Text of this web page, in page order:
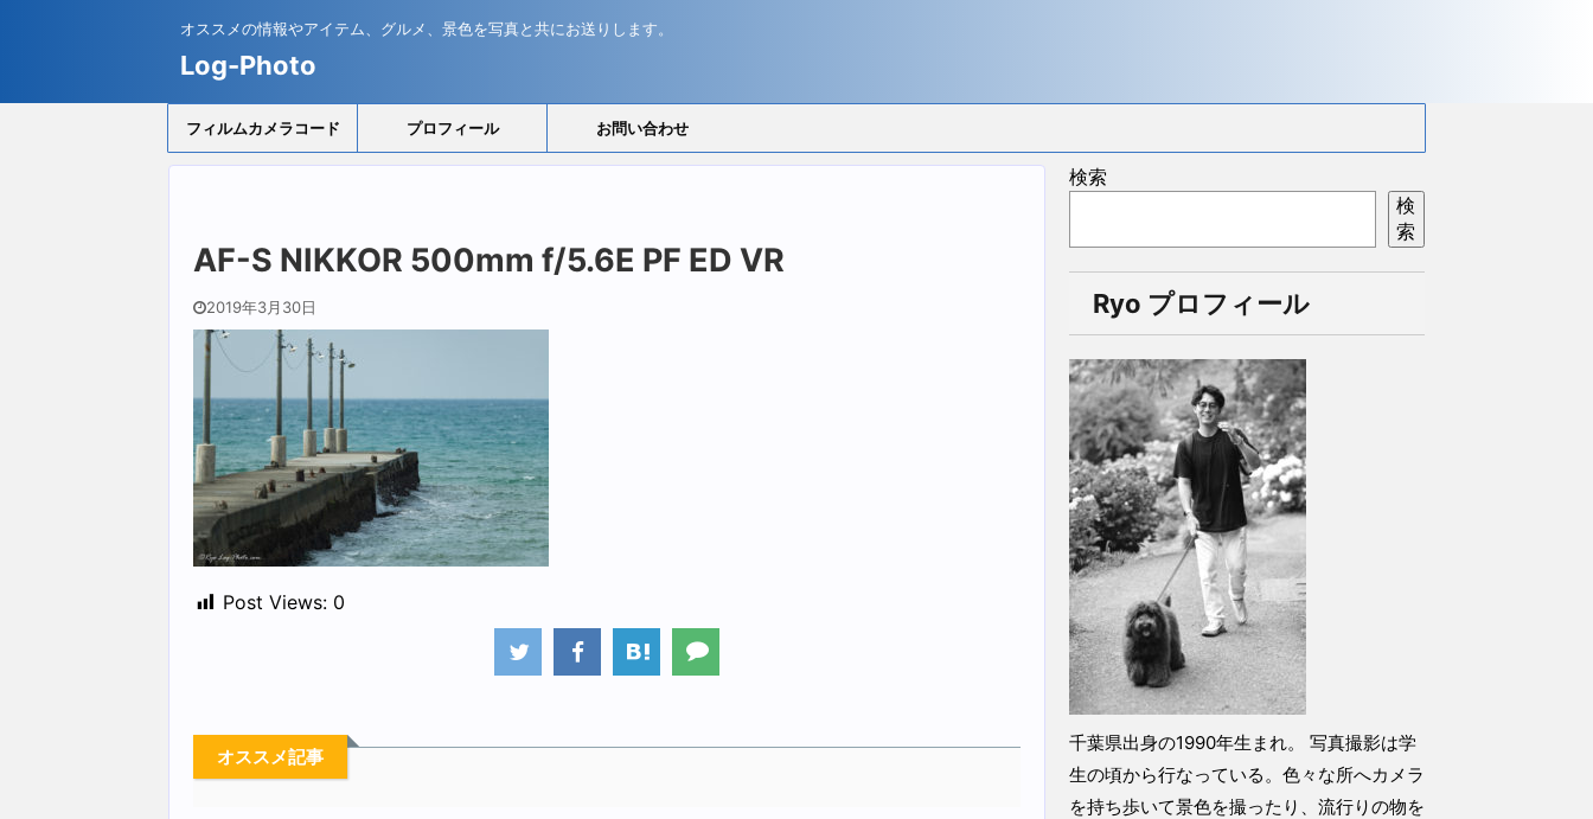
オススメの情報やアイテム、グルメ、景色を写真と共にお送りします。
Log-Photo
フィルムカメラコード プロフィール お問い合わせ
AF-S NIKKOR 500mm f/5.6E PF ED VR
2019年3月30日
Post Views: 0
オススメ記事
検索
検
索
Ryo プロフィール
千葉県出身の1990年生まれ。 写真撮影は学
生の頃から行なっている。色々な所へカメラ
を持ち歩いて景色を撮ったり、流行りの物を